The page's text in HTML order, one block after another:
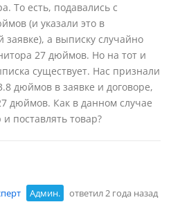
То есть, подавались с
(и указали это в
заявке), а выписку случайно
27 дюймов. Но на тот и
существует. Нас признали
дюймов в заявке и договоре,
дюймов. Как в данном случае
поставлять товар?
Админ. ответил 2 года назад